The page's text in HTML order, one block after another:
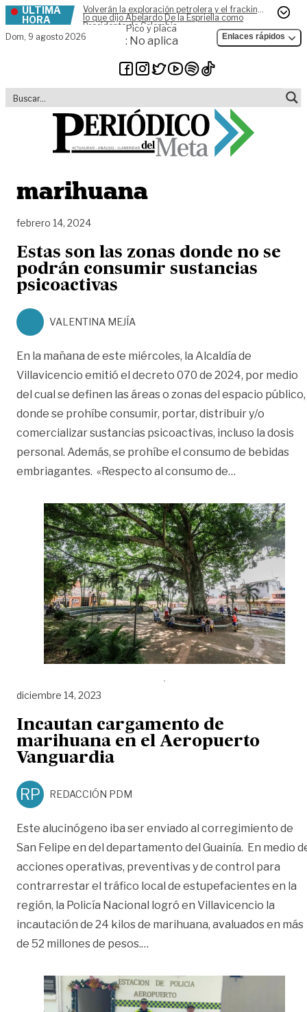
Skip to content
ÚLTIMA
HORA
Volverán la exploración petrolera y el fracking,
lo que dijo Abelardo De la Espriella como
Presidente de Colombia
Dom, 9 agosto 2026
Pico y placa
: No aplica Enlaces rápidos
marihuana
febrero 14, 2024
Estas son las zonas donde no se
podrán consumir sustancias
psicoactivas
VALENTINA MEJÍA
En la mañana de este miércoles, la Alcaldía de
Villavicencio emitió el decreto 070 de 2024, por medio
del cual se definen las áreas o zonas del espacio público,
donde se prohíbe consumir, portar, distribuir y/o
comercializar sustancias psicoactivas, incluso la dosis
personal. Además, se prohíbe el consumo de bebidas
embriagantes. «Respecto al consumo de…
diciembre 14, 2023
Incautan cargamento de
marihuana en el Aeropuerto
Vanguardia
RP REDACCIÓN PDM
Este alucinógeno iba ser enviado al corregimiento de
San Felipe en del departamento del Guainía. En medio
acciones operativas, preventivas y de control para
contrarrestar el tráfico local de estupefacientes en la
región, la Policía Nacional logró en Villavicencio la
incautación de 24 kilos de marihuana, avaluados en más
de 52 millones de pesos.…